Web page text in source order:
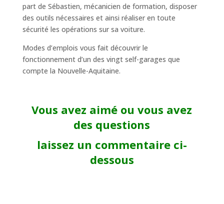
part de Sébastien, mécanicien de formation, disposer
des outils nécessaires et ainsi réaliser en toute
sécurité les opérations sur sa voiture.
Modes d’emplois vous fait découvrir le
fonctionnement d’un des vingt self-garages que
compte la Nouvelle-Aquitaine.
Vous avez aimé ou vous avez
des questions
laissez un commentaire ci-
dessous